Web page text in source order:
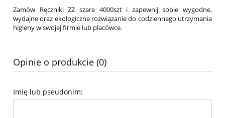
Zamów Ręczniki ZZ szare 4000szt i zapewnij sobie wygodne,
wydajne oraz ekologiczne rozwiązanie do codziennego utrzymania
higieny w swojej firmie lub placówce.
Opinie o produkcie (0)
Imię lub pseudonim: